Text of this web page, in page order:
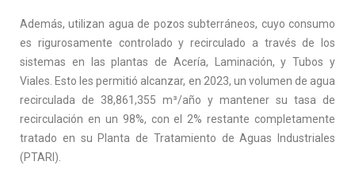
Además, utilizan agua de pozos subterráneos, cuyo consumo
es rigurosamente controlado y recirculado a través de los
sistemas en las plantas de Acería, Laminación, y Tubos y
Viales. Esto les permitió alcanzar, en 2023, un volumen de agua
recirculada de 38,861,355 m³/año y mantener su tasa de
recirculación en un 98%, con el 2% restante completamente
tratado en su Planta de Tratamiento de Aguas Industriales
(PTARI).